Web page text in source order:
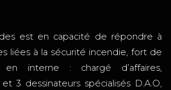
est en capacité de répondre à
liées à la sécurité incendie, fort de
en interne : chargé d’affaires,
3 dessinateurs spécialisés D.A.O,